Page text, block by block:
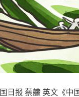
日报 蔡艨 英文《